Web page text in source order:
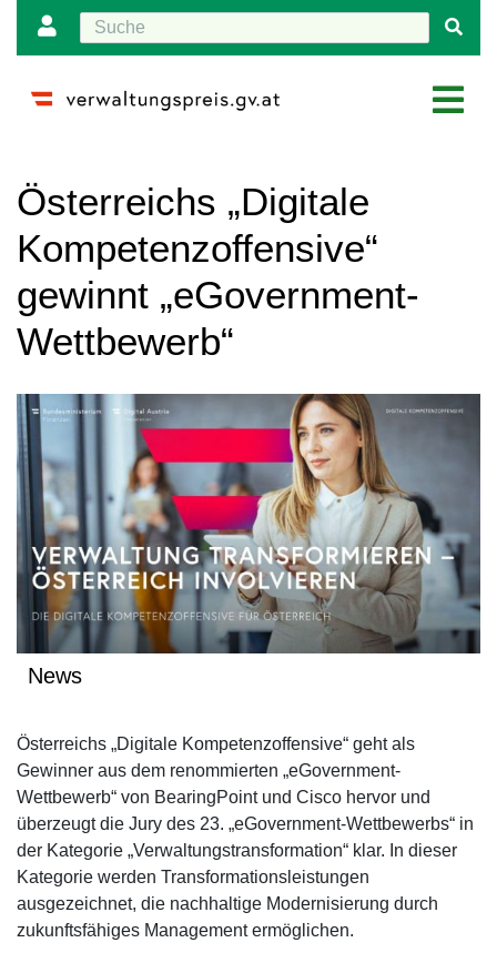
Österreichs „Digitale
Kompetenzoffensive“
gewinnt „eGovernment-
Wettbewerb“
News
Österreichs „Digitale Kompetenzoffensive“ geht als
Gewinner aus dem renommierten „eGovernment-
Wettbewerb“ von BearingPoint und Cisco hervor und
überzeugt die Jury des 23. „eGovernment-Wettbewerbs“ in
der Kategorie „Verwaltungstransformation“ klar. In dieser
Kategorie werden Transformationsleistungen
ausgezeichnet, die nachhaltige Modernisierung durch
zukunftsfähiges Management ermöglichen.